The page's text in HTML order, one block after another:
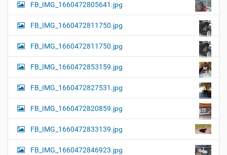
FB_IMG_1660472805641.jpg
FB_IMG_1660472811750.jpg
FB_IMG_1660472811750.jpg
FB_IMG_1660472853159.jpg
FB_IMG_1660472827531.jpg
FB_IMG_1660472820859.jpg
FB_IMG_1660472833139.jpg
FB_IMG_1660472846923.jpg